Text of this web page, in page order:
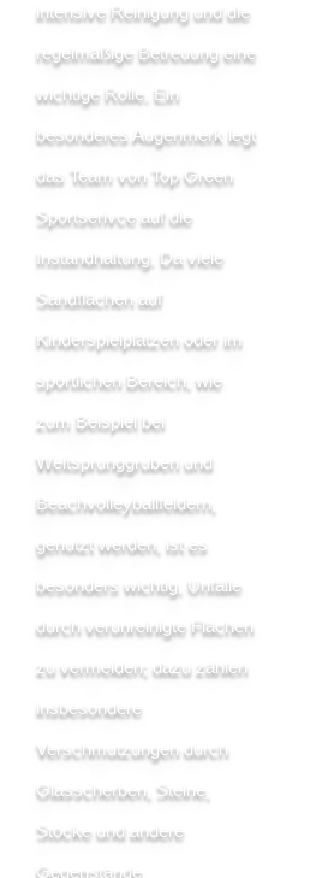
intensive Reinigung und die
regelmäßige Betreuung eine
wichtige Rolle. Ein
besonderes Augenmerk legt
das Team von Top Green
Sportserivce auf die
Instandhaltung. Da viele
Sandflächen auf
Kinderspielplätzen oder im
sportlichen Bereich, wie
zum Beispiel bei
Weitsprunggruben und
Beachvolleyballfeldern,
genutzt werden, ist es
besonders wichtig, Unfälle
durch verunreinigte Flächen
zu vermeiden; dazu zählen
insbesondere
Verschmutzungen durch
Glasscherben, Steine,
Stöcke und andere
Gegenstände.